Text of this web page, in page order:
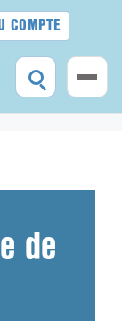
COMPTE
de